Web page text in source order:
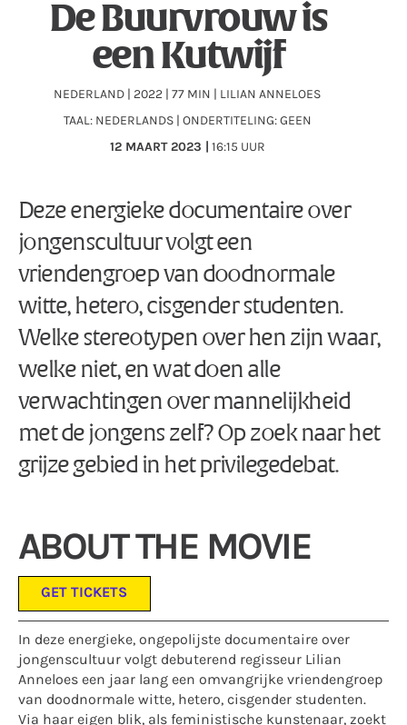
De Buurvrouw is
een Kutwijf
NEDERLAND | 2022 | 77 MIN | LILIAN ANNELOES
TAAL: NEDERLANDS | ONDERTITELING: GEEN
12 MAART 2023 | 16:15 UUR
Deze energieke documentaire over
jongenscultuur volgt een
vriendengroep van doodnormale
witte, hetero, cisgender studenten.
Welke stereotypen over hen zijn waar,
welke niet, en wat doen alle
verwachtingen over mannelijkheid
met de jongens zelf? Op zoek naar het
grijze gebied in het privilegedebat.
ABOUT THE MOVIE
GET TICKETS
In deze energieke, ongepolijste documentaire over
jongenscultuur volgt debuterend regisseur Lilian
Anneloes een jaar lang een omvangrijke vriendengroep
van doodnormale witte, hetero, cisgender studenten.
Via haar eigen blik, als feministische kunstenaar, zoekt